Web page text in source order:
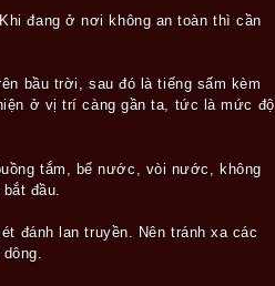
đang ở nơi không an toàn thì cần
bầu trời, sau đó là tiếng sấm kèm
ở vị trí càng gần ta, tức là mức độ
tắm, bể nước, vòi nước, không
đầu.
đánh lan truyền. Nên tránh xa các